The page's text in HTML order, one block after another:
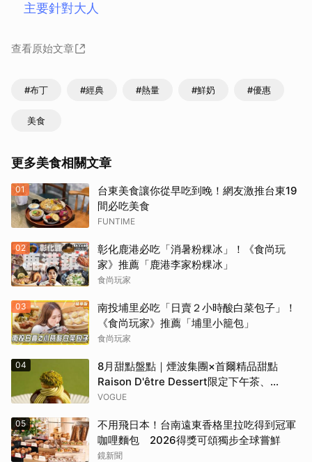
主要針對大人
查看原始文章
#布丁 #經典 #熱量 #鮮奶 #優惠
美食
更多美食相關文章
01
台東美食讓你從早吃到晚！網友激推台東19
間必吃美食
FUNTIME
02
彰化鹿港必吃「消暑粉粿冰」！《食尚玩
家》推薦「鹿港李家粉粿冰」
食尚玩家
03
南投埔里必吃「日賣２小時酸白菜包子」！
《食尚玩家》推薦「埔里小籠包」
食尚玩家
04
8月甜點盤點｜煙波集團×首爾精品甜點
Raison D'être Dessert限定下午茶、
Gelato pique cafe辻利茶舗聯名可麗餅、
VOGUE
05
不用飛日本！台南遠東香格里拉吃得到冠軍
咖哩麵包 2026得獎可頌獨步全球嘗鮮
鏡新聞